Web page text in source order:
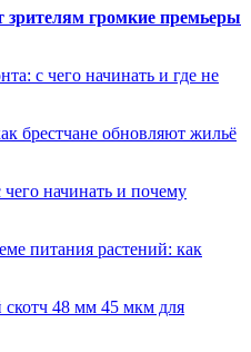
громкие премьеры
с чего начинать и где не
брестчане обновляют жильё
чего начинать и почему
питания растений: как
скотч 48 мм 45 мкм для